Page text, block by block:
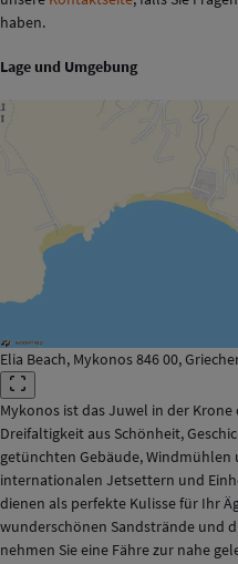
haben.
Lage und Umgebung
Elia Beach, Mykonos 846 00,
Mykonos ist das Juwel in der
Dreifaltigkeit aus Schönheit,
getünchten Gebäude, Windmühlen
internationalen Jetsettern und
dienen als perfekte Kulisse für Ihr
wunderschönen Sandstrände und
nehmen Sie eine Fähre zur nahe